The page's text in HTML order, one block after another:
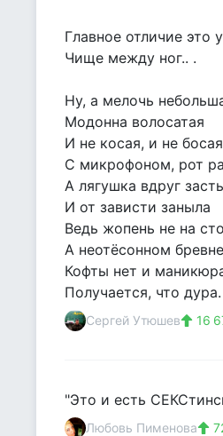
Главное отличие это
Чище между ног.. .
Ну, а мелочь
Модонна волосатая
И не косая, и не босая
С микрофоном, рот
А лягушка вдруг
И от зависти заныла
Ведь жопень не на
А неотёсонном
Кофты нет и
Получается, что дура.
Сергей Утюшев 16
"Это и есть
Любовь Пименова